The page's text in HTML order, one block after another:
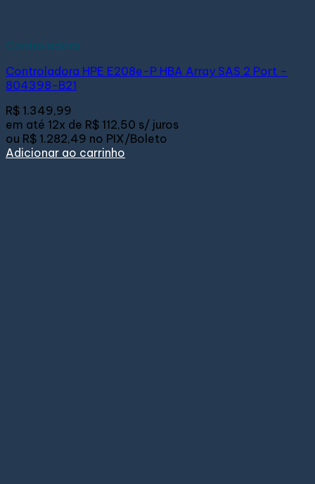
Controladora
Controladora HPE E208e-P HBA Array SAS 2 Port –
804398-B21
R$ 1.349,99
em até 12x de R$ 112,50 s/ juros
ou R$ 1.282,49 no PIX/Boleto
Adicionar ao carrinho